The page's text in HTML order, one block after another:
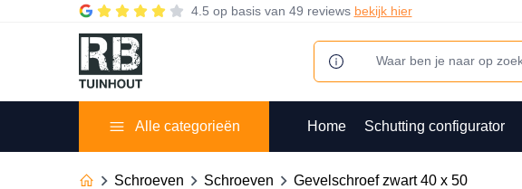
4.5 op basis van 49 reviews bekijk hier
Alle categorieën Home Schutting configurator
Schroeven Schroeven Gevelschroef zwart 40 x 50